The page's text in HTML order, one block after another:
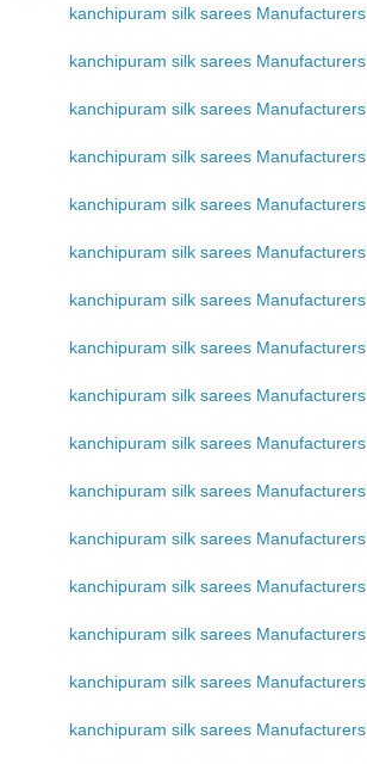
kanchipuram silk sarees Manufacturers
kanchipuram silk sarees Manufacturers
kanchipuram silk sarees Manufacturers
kanchipuram silk sarees Manufacturers
kanchipuram silk sarees Manufacturers
kanchipuram silk sarees Manufacturers
kanchipuram silk sarees Manufacturers
kanchipuram silk sarees Manufacturers
kanchipuram silk sarees Manufacturers
kanchipuram silk sarees Manufacturers
kanchipuram silk sarees Manufacturers
kanchipuram silk sarees Manufacturers
kanchipuram silk sarees Manufacturers
kanchipuram silk sarees Manufacturers
kanchipuram silk sarees Manufacturers
kanchipuram silk sarees Manufacturers